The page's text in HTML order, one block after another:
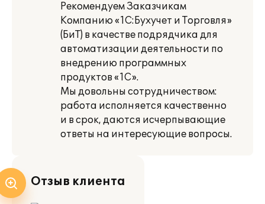
Рекомендуем Заказчикам
Компанию «1С:Бухучет и Торговля»
(БиТ) в качестве подрядчика для
автоматизации деятельности по
внедрению программных
продуктов «1С».
Мы довольны сотрудничеством:
работа исполняется качественно
и в срок, даются исчерпывающие
ответы на интересующие вопросы.
Отзыв клиента